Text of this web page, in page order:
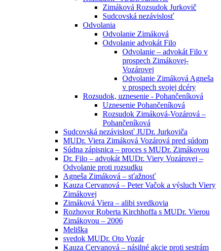
Zimáková Rozsudok Jurkovič
Sudcovská nezávislosť
Odvolania
Odvolanie Zimáková
Odvolanie advokát Filo
Odvolanie – advokát Filo v
prospech Zimákovej-
Vozárovej
Odvolanie Zimáková Agneša
v prospech svojej dcéry
Rozsudok, uznesenie - Pohančeníková
Uznesenie Pohančeníková
Rozsudok Zimáková-Vozárová –
Pohančeníková
Sudcovská nezávislosť JUDr. Jurkoviča
MUDr. Viera Zimáková Vozárová pred súdom
Súdna zápisnica – proces s MUDr. Zimákovou
Dr. Filo – advokát MUDr. Viery Vozárovej –
Odvolanie proti rozsudku
Agneša Zimáková – sťažnosť
Kauza Cervanová – Peter Vačok a výsluch Viery
Zimákovej
Zimáková Viera – alibi svedkovia
Rozhovor Roberta Kirchhoffa s MUDr. Vierou
Zimákovou – 2006
Meliška
svedok MUDr. Oto Vozár
Kauza Cervanová – násilné akcie proti sestrám